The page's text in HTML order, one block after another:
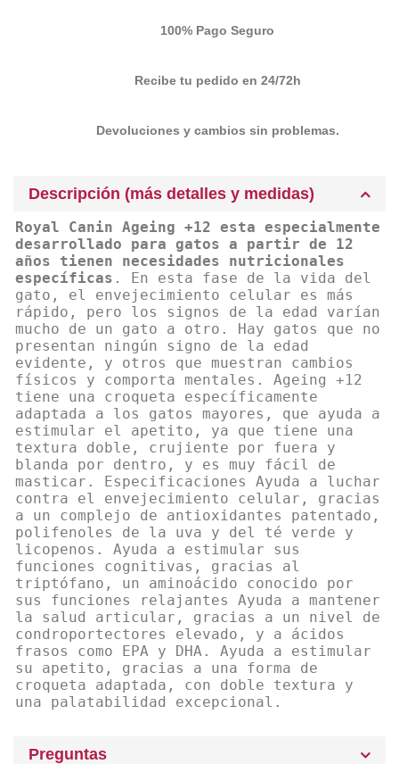
100% Pago Seguro
Recibe tu pedido en 24/72h
Devoluciones y cambios sin problemas.
Descripción (más detalles y medidas)
Royal Canin Ageing +12 esta especialmente
desarrollado para gatos a partir de 12
años tienen necesidades nutricionales
específicas . En esta fase de la vida del
gato, el envejecimiento celular es más
rápido, pero los signos de la edad varían
mucho de un gato a otro. Hay gatos que no
presentan ningún signo de la edad
evidente, y otros que muestran cambios
físicos y comporta mentales. Ageing +12
tiene una croqueta específicamente
adaptada a los gatos mayores, que ayuda a
estimular el apetito, ya que tiene una
textura doble, crujiente por fuera y
blanda por dentro, y es muy fácil de
masticar. Especificaciones Ayuda a luchar
contra el envejecimiento celular, gracias
a un complejo de antioxidantes patentado,
polifenoles de la uva y del té verde y
licopenos. Ayuda a estimular sus
funciones cognitivas, gracias al
triptófano, un aminoácido conocido por
sus funciones relajantes Ayuda a mantener
la salud articular, gracias a un nivel de
condroportectores elevado, y a ácidos
frasos como EPA y DHA. Ayuda a estimular
su apetito, gracias a una forma de
croqueta adaptada, con doble textura y
una palatabilidad excepcional.
Preguntas